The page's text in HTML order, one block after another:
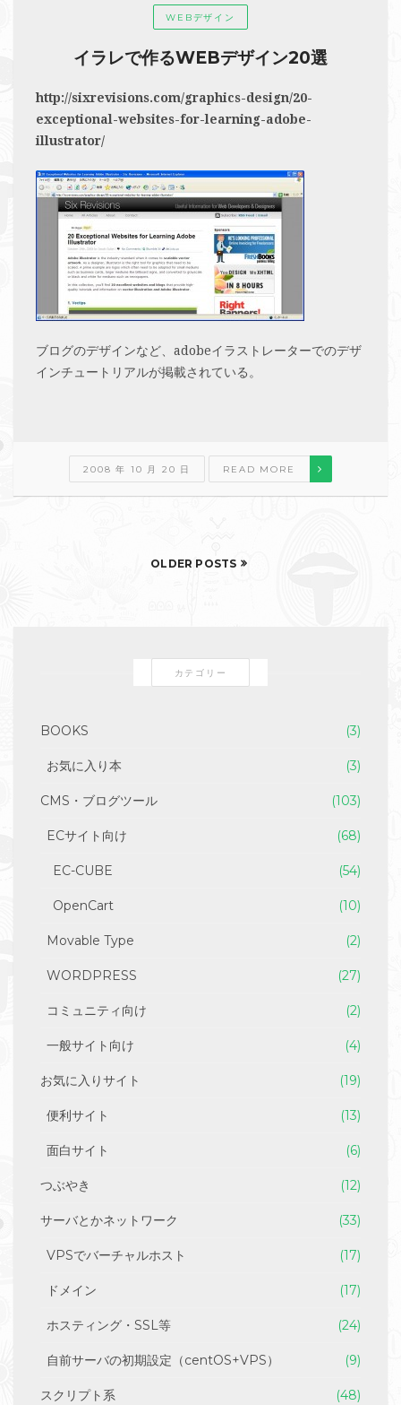
WEBデザイン
イラレで作るWEBデザイン20選
http://sixrevisions.com/graphics-design/20-
exceptional-websites-for-learning-adobe-
illustrator/
ブログのデザインなど、adobeイラストレーターでのデザ
インチュートリアルが掲載されている。
2008 年 10 月 20 日 READ MORE
OLDER POSTS
カテゴリー
BOOKS (3)
お気に入り本 (3)
CMS・ブログツール (103)
ECサイト向け (68)
EC-CUBE (54)
OpenCart (10)
Movable Type (2)
WORDPRESS (27)
コミュニティ向け (2)
一般サイト向け (4)
お気に入りサイト (19)
便利サイト (13)
面白サイト (6)
つぶやき (12)
サーバとかネットワーク (33)
VPSでバーチャルホスト (17)
ドメイン (17)
ホスティング・SSL等 (24)
自前サーバの初期設定（centOS+VPS） (9)
スクリプト系 (48)